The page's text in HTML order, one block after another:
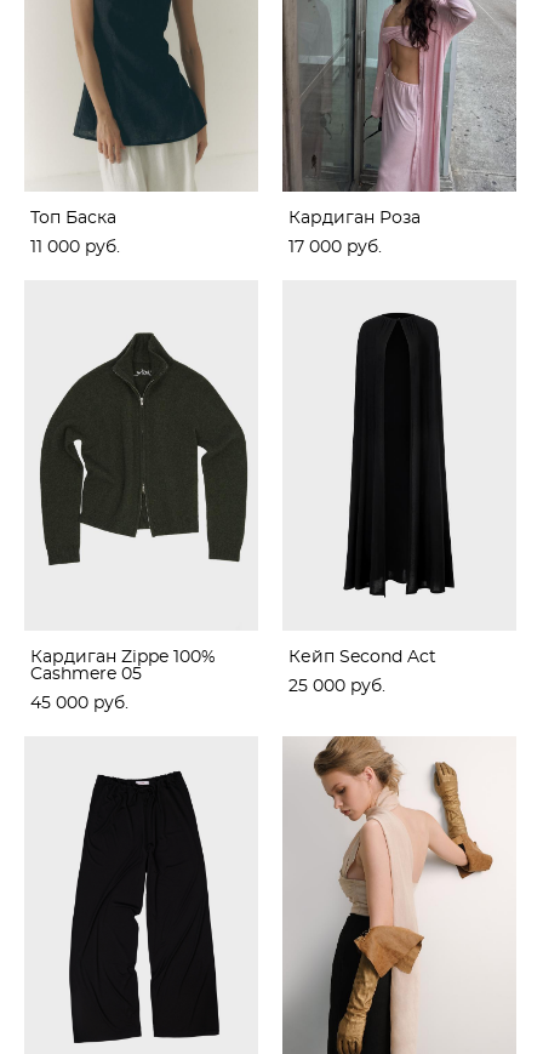
Топ Баска
11 000 pуб.
Кардиган Роза
17 000 pуб.
Кардиган Zippe 100%
Cashmere 05
45 000 pуб.
Кейп Second Act
25 000 pуб.